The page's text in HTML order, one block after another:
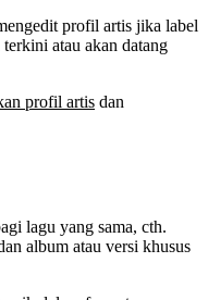
profil artis jika label
atau akan datang
profil artis dan
lagu yang sama, cth.
album atau versi khusus